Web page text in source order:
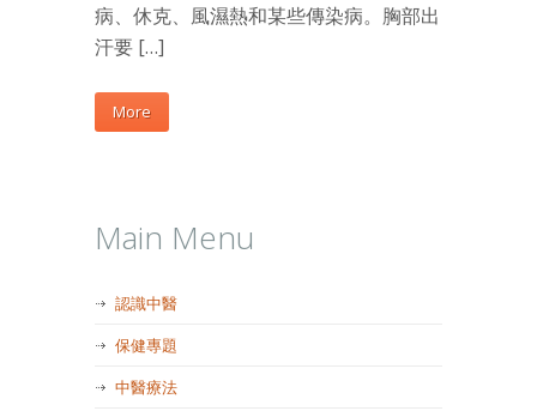
病、休克、風濕熱和某些傳染病。胸部出
汗要 […]
More
Main Menu
認識中醫
保健專題
中醫療法